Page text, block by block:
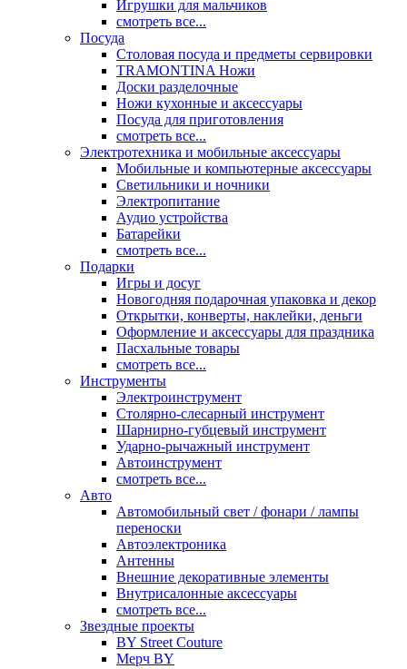
Игрушки для мальчиков
смотреть все...
Посуда
Столовая посуда и предметы сервировки
TRAMONTINA Ножи
Доски разделочные
Ножи кухонные и аксессуары
Посуда для приготовления
смотреть все...
Электротехника и мобильные аксессуары
Мобильные и компьютерные аксессуары
Светильники и ночники
Электропитание
Аудио устройства
Батарейки
смотреть все...
Подарки
Игры и досуг
Новогодняя подарочная упаковка и декор
Открытки, конверты, наклейки, деньги
Оформление и аксессуары для праздника
Пасхальные товары
смотреть все...
Инструменты
Электроинструмент
Столярно-слесарный инструмент
Шарнирно-губцевый инструмент
Ударно-рычажный инструмент
Автоинструмент
смотреть все...
Авто
Автомобильный свет / фонари / лампы
переноски
Автоэлектроника
Антенны
Внешние декоративные элементы
Внутрисалонные аксессуары
смотреть все...
Звездные проекты
BY Street Couture
Мерч BY